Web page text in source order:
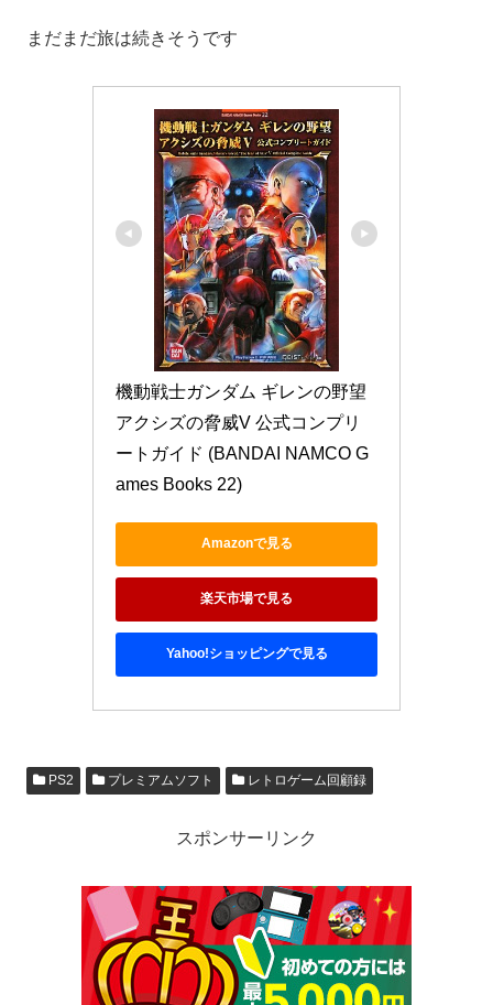
まだまだ旅は続きそうです
機動戦士ガンダム ギレンの野望
アクシズの脅威V 公式コンプリ
ートガイド (BANDAI NAMCO G
ames Books 22)
Amazonで見る
楽天市場で見る
Yahoo!ショッピングで見る
PS2 プレミアムソフト レトロゲーム回顧録
スポンサーリンク